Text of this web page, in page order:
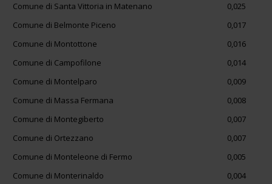
Comune di Santa Vittoria in Matenano
0,025
Comune di Belmonte Piceno
0,017
Comune di Montottone
0,016
Comune di Campofilone
0,014
Comune di Montelparo
0,009
Comune di Massa Fermana
0,008
Comune di Montegiberto
0,007
Comune di Ortezzano
0,007
Comune di Monteleone di Fermo
0,005
Comune di Monterinaldo
0,004